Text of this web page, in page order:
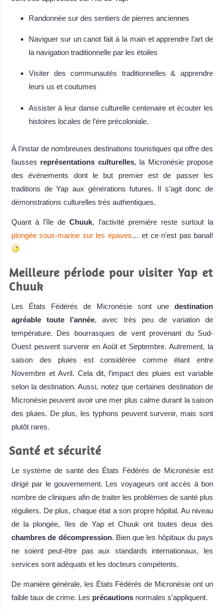
Randonnée sur des sentiers de pierres anciennes
Naviguer sur un canot fait à la main et apprendre l’art de
la navigation traditionnelle par les étoiles
Visiter des communautés traditionnelles & apprendre
leurs us et coutumes
Assister à leur danse culturelle centenaire et écouter les
histoires locales de l’ère précoloniale.
À l’instar de nombreuses destinations touristiques qui offre des
fausses représentations culturelles, la Micronésie propose
des événements dont le but premier est de passer les
traditions de Yap aux générations futures. Il s’agit donc de
démonstrations culturelles très authentiques.
Quant à l’île deChuuk, l’activité première reste surtout la
plongée sous-marine sur les épaves… et ce n’est pas banal!
Meilleure période pour visiter Yap et
Chuuk
Les États Fédérés de Micronésie sont une destination
agréable toute l’année, avec très peu de variation de
température. Des bourrasques de vent provenant du Sud-
Ouest peuvent survenir en Août et Septembre. Autrement, la
saison des pluies est considérée comme étant entre
Novembre et Avril. Cela dit, l’impact des pluies est variable
selon la destination. Aussi, notez que certaines destination de
Micronésie peuvent avoir une mer plus calme durant la saison
des pluies. De plus, les typhons peuvent survenir, mais sont
plutôt rares.
Santé et sécurité
Le système de santé des États Fédérés de Micronésie est
dirigé par le gouvernement. Les voyageurs ont accès à bon
nombre de cliniques afin de traiter les problèmes de santé plus
réguliers. De plus, chaque état a son propre hôpital. Au niveau
de la plongée, îles de Yap et Chuuk ont toutes deux des
chambres de décompression. Bien que les hôpitaux du pays
ne soient peut-être pas aux standards internationaux, les
services sont adéquats et les docteurs compétents.
De manière générale, les États Fédérés de Micronésie ont un
faible taux de crime. Les précautions normales s’appliquent.